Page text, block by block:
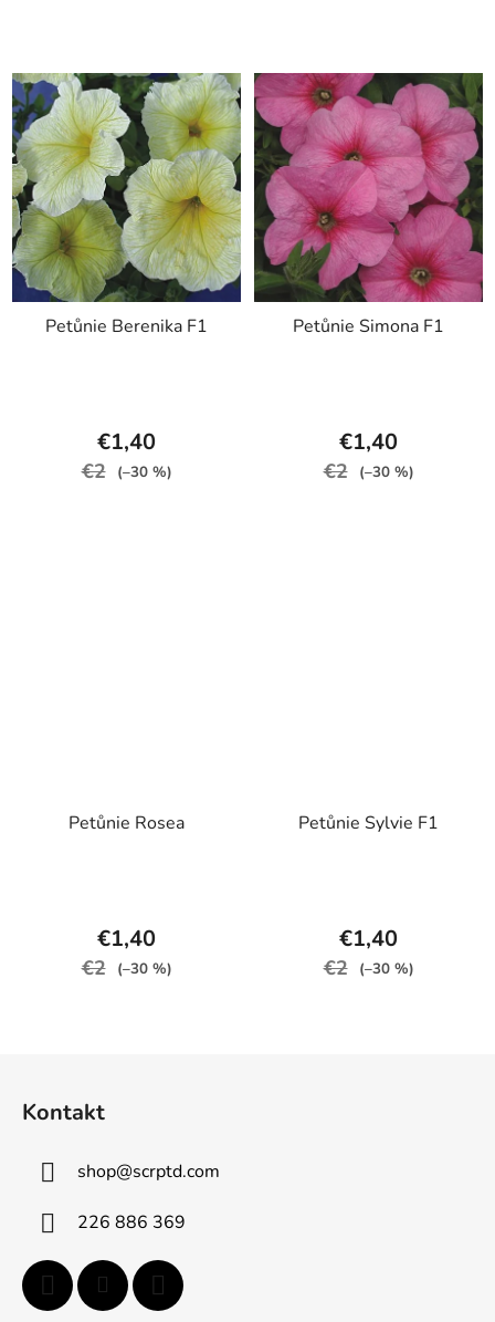
Petůnie Berenika F1
€1,40
€2 (–30 %)
Petůnie Simona F1
€1,40
€2 (–30 %)
Petůnie Rosea
€1,40
€2 (–30 %)
Petůnie Sylvie F1
€1,40
€2 (–30 %)
Kontakt
shop@scrptd.com
226 886 369